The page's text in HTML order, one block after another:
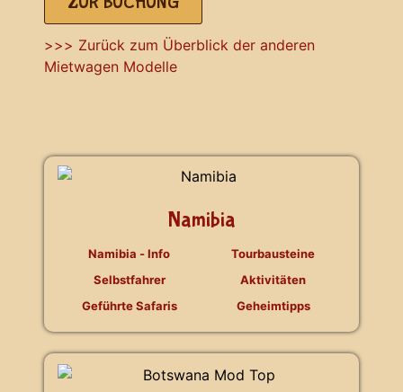
>>> Zurück zum Überblick der anderen
Mietwagen Modelle
Namibia
Namibia - Info
Selbstfahrer
Geführte Safaris
Tourbausteine
Aktivitäten
Geheimtipps